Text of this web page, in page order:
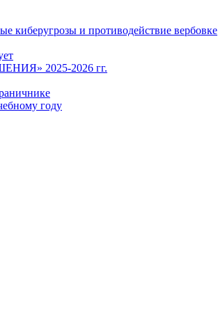
киберугрозы и противодействие вербовке
2025-2026 гг.
году